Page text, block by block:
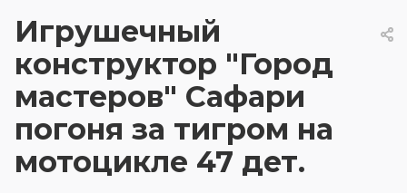
Игрушечный
конструктор "Город
мастеров" Сафари
погоня за тигром на
мотоцикле 47 дет.